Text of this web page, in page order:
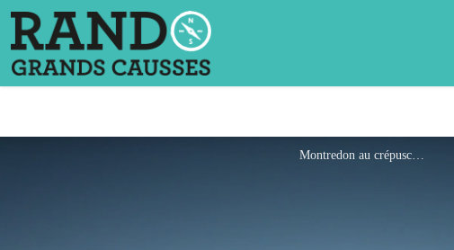
Montredon au crépuscule